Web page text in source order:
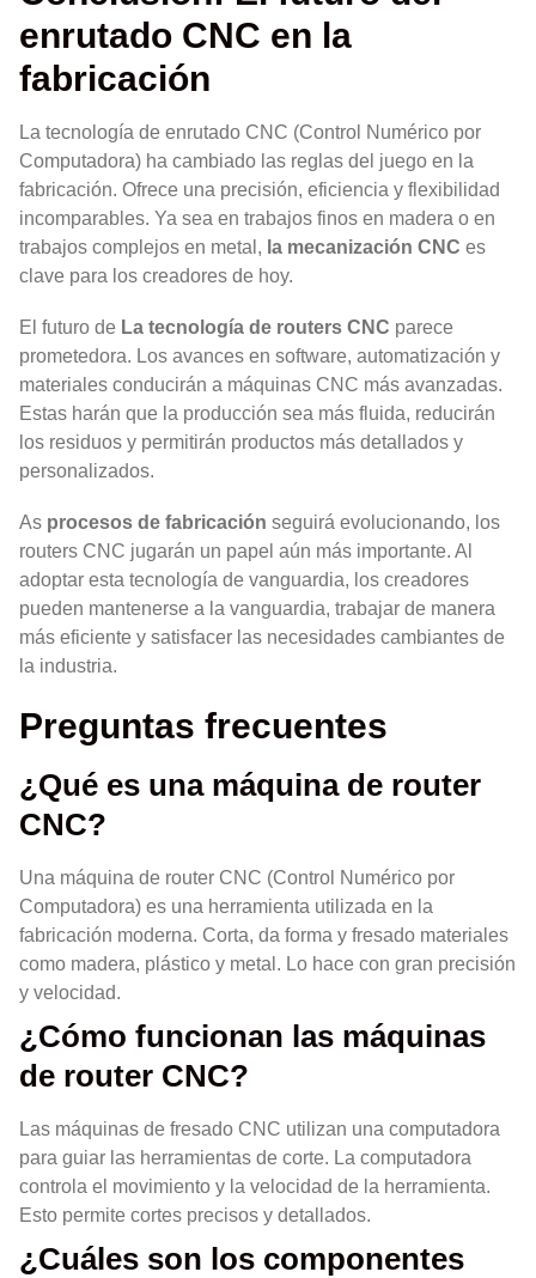
enrutado CNC en la
fabricación
La tecnología de enrutado CNC (Control Numérico por
Computadora) ha cambiado las reglas del juego en la
fabricación. Ofrece una precisión, eficiencia y flexibilidad
incomparables. Ya sea en trabajos finos en madera o en
trabajos complejos en metal, la mecanización CNC es
clave para los creadores de hoy.
El futuro de La tecnología de routers CNC parece
prometedora. Los avances en software, automatización y
materiales conducirán a máquinas CNC más avanzadas.
Estas harán que la producción sea más fluida, reducirán
los residuos y permitirán productos más detallados y
personalizados.
As procesos de fabricación seguirá evolucionando, los
routers CNC jugarán un papel aún más importante. Al
adoptar esta tecnología de vanguardia, los creadores
pueden mantenerse a la vanguardia, trabajar de manera
más eficiente y satisfacer las necesidades cambiantes de
la industria.
Preguntas frecuentes
¿Qué es una máquina de router
CNC?
Una máquina de router CNC (Control Numérico por
Computadora) es una herramienta utilizada en la
fabricación moderna. Corta, da forma y fresado materiales
como madera, plástico y metal. Lo hace con gran precisión
y velocidad.
¿Cómo funcionan las máquinas
de router CNC?
Las máquinas de fresado CNC utilizan una computadora
para guiar las herramientas de corte. La computadora
controla el movimiento y la velocidad de la herramienta.
Esto permite cortes precisos y detallados.
¿Cuáles son los componentes